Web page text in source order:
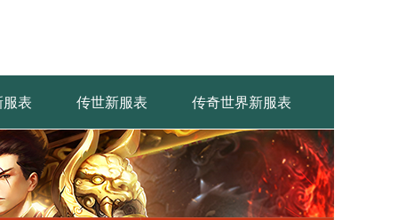
表 传世新服表 传奇世界新服表